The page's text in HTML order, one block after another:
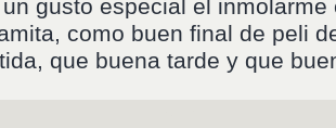
gusto especial el
como buen final de peli
que buena tarde y que